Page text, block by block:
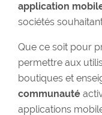
application
sociétés
Que ce soit pour
permettre aux
boutiques et
communauté
applications